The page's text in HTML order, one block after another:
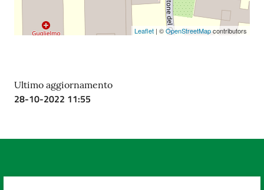
Imprese
ed Enti
Seguici
su
Leaflet | ©OpenStreetMapcontributors
Ultimo aggiornamento
28-10-2022 11:55